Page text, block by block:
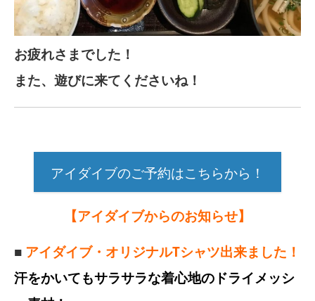
お疲れさまでした！
また、遊びに来てくださいね！
アイダイブのご予約はこちらから！
【アイダイブからのお知らせ】
■ アイダイブ・オリジナルTシャツ出来ました！
汗をかいてもサラサラな着心地のドライメッシ